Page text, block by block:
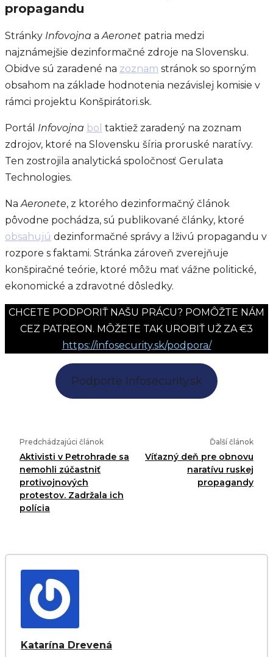
propagandu
Stránky Infovojna a Aeronet patria medzi
najznámejšie dezinformačné zdroje na Slovensku.
Obidve sú zaradené na zoznam stránok so sporným
obsahom na základe hodnotenia nezávislej komisie v
rámci projektu Konšpirátori.sk.
Portál Infovojna bol taktiež zaradený na zoznam
zdrojov, ktoré na Slovensku šíria proruské naratívy.
Ten zostrojila analytická spoločnosť Gerulata
Technologies.
Na Aeronete, z ktorého dezinformačný článok
pôvodne pochádza, sú publikované články, ktoré
obsahujú dezinformačné správy a lživú propagandu v
rozpore s faktami. Stránka zároveň zverejňuje
konšpiračné teórie, ktoré môžu mať vážne politické,
ekonomické a zdravotné dôsledky.
CHCETE PODPORIŤ NAŠU PRÁCU? POMÔŽTE NÁM
CEZ PATREON. MÔŽETE TAK UROBIŤ UŽ ZA €3
https://infosecurity.sk/podpora/
Podporte Infosecurity.sk
Predchádzajúci článok
Aktivisti v Petrohrade sa
nemohli zúčastniť
protivojnových
protestov. Zadržala ich
polícia
Ďalší článok
Víťazný deň pre obnovu
naratívu ruskej
propagandy
Katarína Drevená